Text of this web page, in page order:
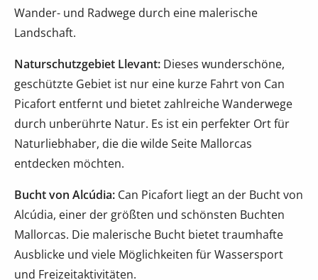
Wander- und Radwege durch eine malerische
Landschaft.
Naturschutzgebiet Llevant: Dieses wunderschöne,
geschützte Gebiet ist nur eine kurze Fahrt von Can
Picafort entfernt und bietet zahlreiche Wanderwege
durch unberührte Natur. Es ist ein perfekter Ort für
Naturliebhaber, die die wilde Seite Mallorcas
entdecken möchten.
Bucht von Alcúdia: Can Picafort liegt an der Bucht von
Alcúdia, einer der größten und schönsten Buchten
Mallorcas. Die malerische Bucht bietet traumhafte
Ausblicke und viele Möglichkeiten für Wassersport
und Freizeitaktivitäten.